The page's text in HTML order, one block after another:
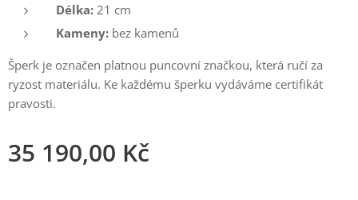
Délka: 21 cm
Kameny: bez kamenů
Šperk je označen platnou puncovní značkou, která ručí za
ryzost materiálu. Ke každému šperku vydáváme certifikát
pravosti.
35 190,00 Kč